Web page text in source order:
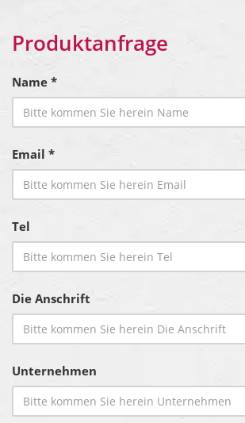
Produktanfrage
Name *
Email *
Tel
Die Anschrift
Unternehmen